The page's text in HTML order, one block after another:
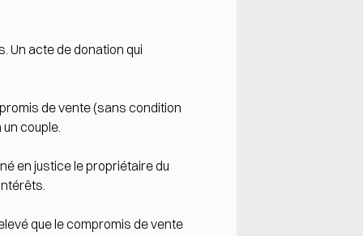
Un acte de donation qui
de vente (sans condition
couple.
en justice le propriétaire du
que le compromis de vente